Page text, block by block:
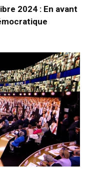
2024 : En avant